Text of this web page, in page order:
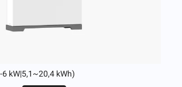
6 kW|5,1~20,4 kWh)